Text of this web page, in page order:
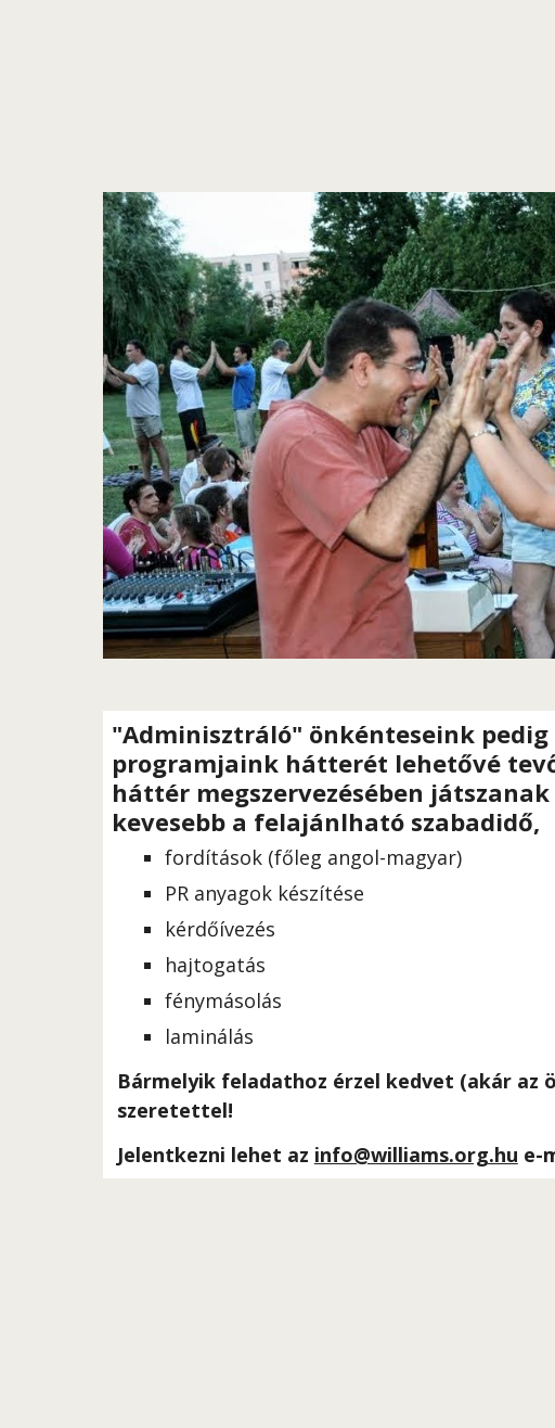
"Adminisztráló" önkénteseink pedig
programjaink hátterét lehetővé
háttér megszervezésében
kevesebb a felajánlható szabadidő,
fordítások (főleg angol-magyar)
PR anyagok készítése
kérdőívezés
hajtogatás
fénymásolás
laminálás
Bármelyik feladathoz érzel kedvet (akár az
szeretettel!
Jelentkezni lehet az info@williams.org.hu e-